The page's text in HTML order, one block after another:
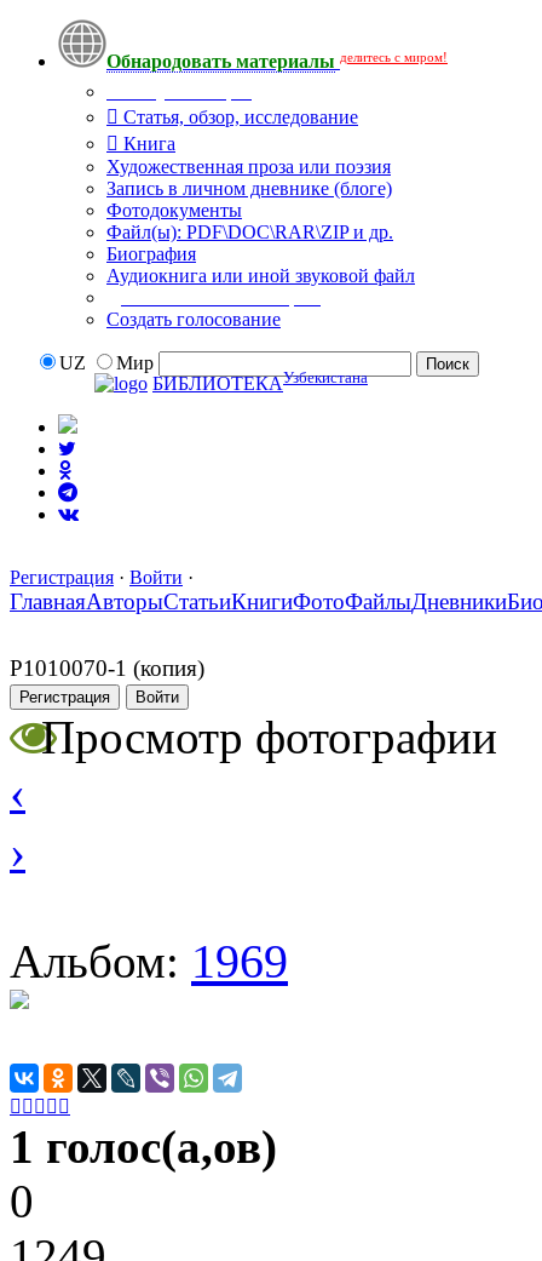
Обнародовать материалы делитесь с миром!
Статья, обзор, исследование
Книга
Художественная проза или поэзия
Запись в личном дневнике (блоге)
Фотодокументы
Файл(ы): PDF\DOC\RAR\ZIP и др.
Биография
Аудиокнига или иной звуковой файл
Создать голосование
UZ
Мир
БИБЛИОТЕКАУзбекистана
Регистрация · Войти ·
ГлавнаяАвторыСтатьиКнигиФотоФайлыДневники
P1010070-1 (копия)
Регистрация Войти
Просмотр фотографии
‹
›
Альбом: 1969
    
1 голос(а,ов)
0